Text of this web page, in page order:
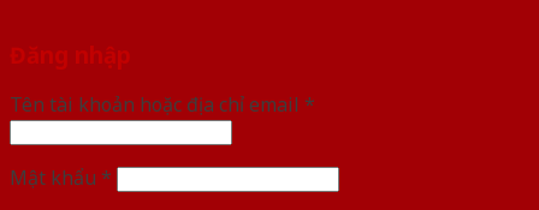
Đăng nhập
Tên tài khoản hoặc địa chỉ email *
Mật khẩu *